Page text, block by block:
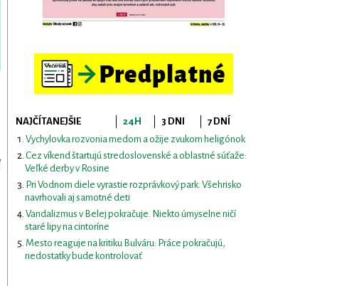
NAJČÍTANEJŠIE 24H 3 DNI
7 DNÍ
Vychylovka rozvonia medom a ožije zvukom heligónok
Cez víkend štartujú stredoslovenské a oblastné súťaže:
Veľké derby v Rosine
Pri Vodnom diele vyrastie rozprávkový park. Všehrisko
navrhovali aj samotné deti
Vandalizmus v Belej pokračuje. Niekto úmyselne ničí
staré lipy na cintoríne
Mesto reaguje na kritiku Bulváru: Práce pokračujú,
nedostatky bude kontrolovať